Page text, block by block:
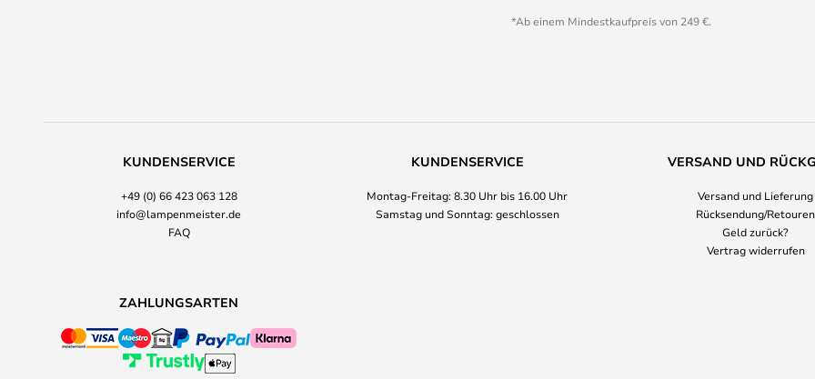
*Ab einem Mindestkaufpreis von 249 €.
KUNDENSERVICE
+49 (0) 66 423 063 128
info@lampenmeister.de
FAQ
KUNDENSERVICE
Montag-Freitag: 8.30 Uhr bis 16.00 Uhr
Samstag und Sonntag: geschlossen
VERSAND UND
Versand und Lieferung
Rücksendung/Retouren
Geld zurück?
Vertrag widerrufen
ZAHLUNGSARTEN